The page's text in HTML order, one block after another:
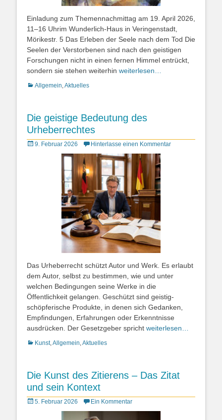
Einladung zum Themennachmittag am 19. April 2026,
11–16 Uhrim Wunderlich-Haus in Veringenstadt,
Mörikestr. 5 Das Erleben der Seele nach dem Tod Die
Seelen der Verstorbenen sind nach den geistigen
Forschungen nicht in einen fernen Himmel entrückt,
sondern sie stehen weiterhin weiterlesen…
Kategorien
Allgemein,Aktuelles
Die geistige Bedeutung des
Urheberrechtes
Posted
9. Februar 2026 Hinterlasse einen Kommentar
Das Urheberrecht schützt Autor und Werk. Es erlaubt
dem Autor, selbst zu bestimmen, wie und unter
welchen Bedingungen seine Werke in die
Öffentlichkeit gelangen. Geschützt sind geistig-
schöpferische Produkte, in denen sich Gedanken,
Empfindungen, Erfahrungen oder Erkenntnisse
ausdrücken. Der Gesetzgeber spricht weiterlesen…
Kategorien
Kunst,Allgemein,Aktuelles
Die Kunst des Zitierens – Das Zitat
und sein Kontext
Posted
5. Februar 2026 Ein Kommentar